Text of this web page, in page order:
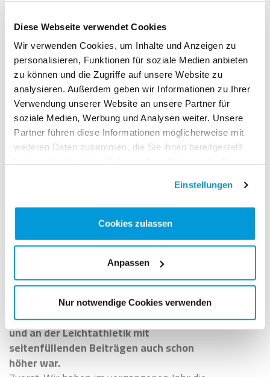
Diese Webseite verwendet Cookies
Wir verwenden Cookies, um Inhalte und Anzeigen zu
personalisieren, Funktionen für soziale Medien anbieten
zu können und die Zugriffe auf unsere Website zu
analysieren. Außerdem geben wir Informationen zu Ihrer
Verwendung unserer Website an unsere Partner für
soziale Medien, Werbung und Analysen weiter. Unsere
Partner führen diese Informationen möglicherweise mit
weiteren Daten zusammen, die Sie ihnen bereitgestellt
Einstellungen
Cookies zulassen
Anpassen
Nur notwendige Cookies verwenden
zusammenschliessen wie hier vor mehreren
Jahren zur LG Oberbaselbiet. In ihr wurde
auch ich gross. Konzentrationen haben Vor-
und Nachteile.
Marco Aeschlimann (Bild: Weltklasse Zürich)
Als Wettkampfleiter des berühmten LCZ-
Meetings «Weltklasse Zürich» kannst du
uns sicher sagen, ob sich die Schweizer
Medaillen auch in einem höheren
Zuschauerinteresse niederschlagen, und
ob das Medieninteresse an diesem Anlass
und an der Leichtathletik mit
seitenfüllenden Beiträgen auch schon
höher war.